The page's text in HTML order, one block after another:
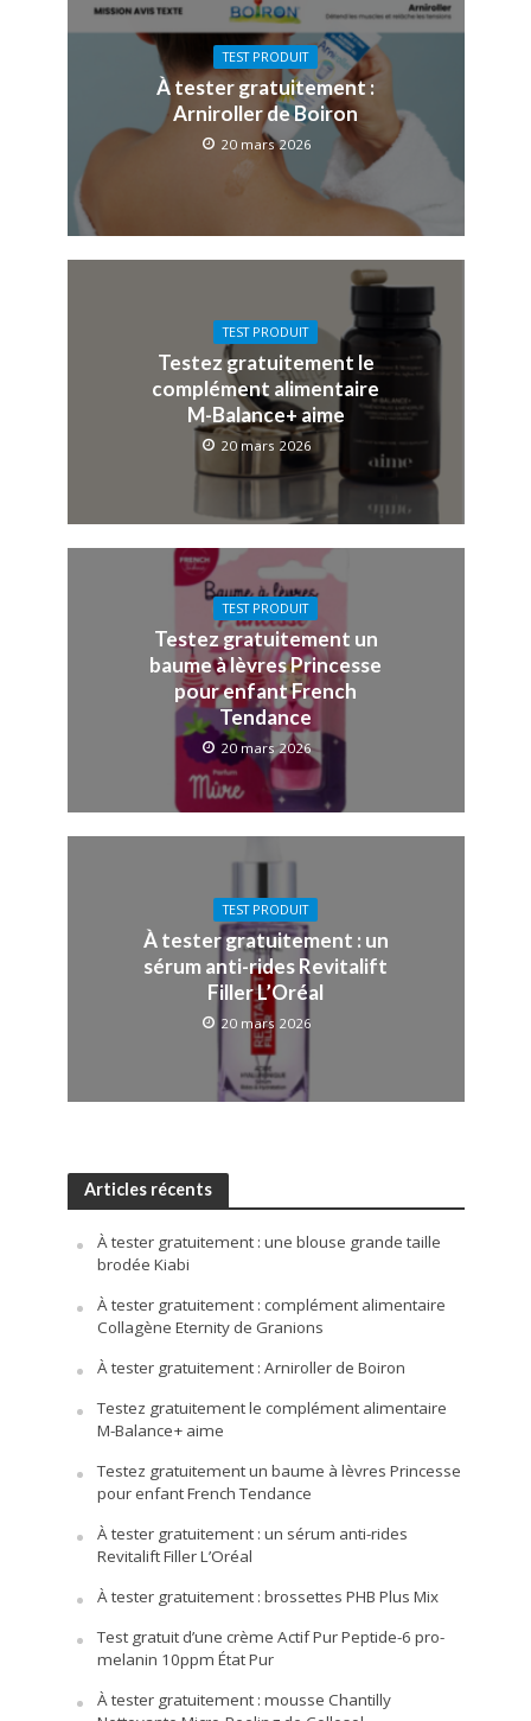
TEST PRODUIT
À tester gratuitement :
Arniroller de Boiron
20 mars 2026
TEST PRODUIT
Testez gratuitement le
complément alimentaire
M-Balance+ aime
20 mars 2026
TEST PRODUIT
Testez gratuitement un
baume à lèvres Princesse
pour enfant French
Tendance
20 mars 2026
TEST PRODUIT
À tester gratuitement : un
sérum anti-rides Revitalift
Filler L’Oréal
20 mars 2026
Articles récents
À tester gratuitement : une blouse grande taille
brodée Kiabi
À tester gratuitement : complément alimentaire
Collagène Eternity de Granions
À tester gratuitement : Arniroller de Boiron
Testez gratuitement le complément alimentaire
M-Balance+ aime
Testez gratuitement un baume à lèvres Princesse
pour enfant French Tendance
À tester gratuitement : un sérum anti-rides
Revitalift Filler L’Oréal
À tester gratuitement : brossettes PHB Plus Mix
Test gratuit d’une crème Actif Pur Peptide-6 pro-
melanin 10ppm État Pur
À tester gratuitement : mousse Chantilly